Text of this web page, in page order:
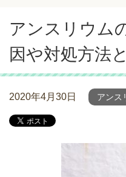
アンスリウム
因や対処方法
2020年4月30日 アンス